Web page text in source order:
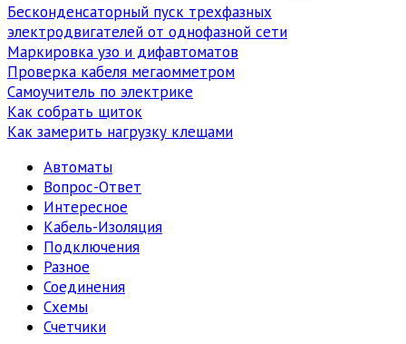
Бесконденсаторный пуск трехфазных
электродвигателей от однофазной сети
Маркировка узо и дифавтоматов
Проверка кабеля мегаомметром
Самоучитель по электрике
Как собрать щиток
Как замерить нагрузку клещами
Автоматы
Вопрос-Ответ
Интересное
Кабель-Изоляция
Подключения
Разное
Соединения
Схемы
Счетчики